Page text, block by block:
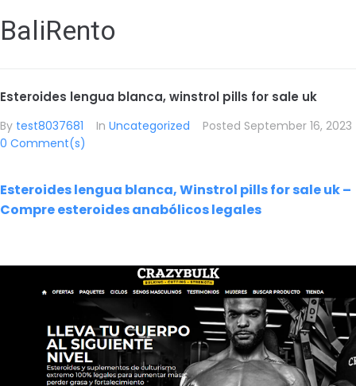
BaliRento
Esteroides lengua blanca, winstrol pills for sale uk
By test8037681 In Uncategorized Posted September 16, 2023
0 Comment(s)
Esteroides lengua blanca, Winstrol pills for sale uk –
Compre esteroides anabólicos legales